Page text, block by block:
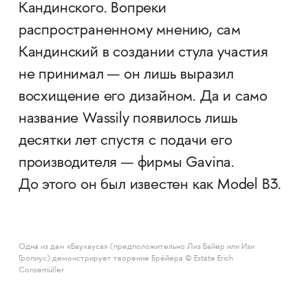
Кандинского. Вопреки
распространенному мнению, сам
Кандинский в создании стула участия
не принимал — он лишь выразил
восхищение его дизайном. Да и само
название Wassily появилось лишь
десятки лет спустя с подачи его
производителя — фирмы Gavina.
До этого он был известен как Model B3.
Одна из дам «Баухауса» (предположительно Лиз Байер или Изи
Гропиус) демонстрирует творение Брёйера ​© Estate Erich
Consemüller